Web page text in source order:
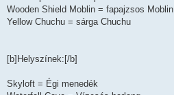
Wooden Shield Moblin = fapajzsos Moblin
Yellow Chuchu = sárga Chuchu
[b]Helyszínek:[/b]
Skyloft = Égi menedék